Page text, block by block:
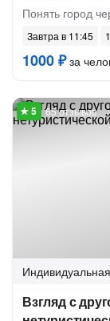
Понять город
Завтра в 11:45
1000 ₽за
65 отзывов
Индивидуальная
Взгляд с